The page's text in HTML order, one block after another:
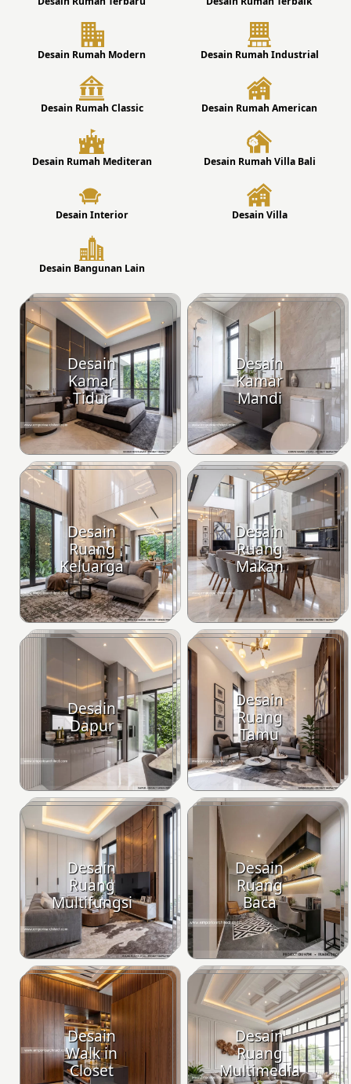
Desain Rumah Modern Desain Rumah Industrial
Desain Rumah Classic Desain Rumah American
Desain Rumah Mediteran Desain Rumah Villa Bali
Desain Interior Desain Villa
Desain Bangunan Lain
Desain
Kamar
Tidur
Desain
Kamar
Mandi
Desain
Ruang
Keluarga
Desain
Ruang
Makan
Desain
Dapur
Desain
Ruang
Tamu
Desain
Ruang
Multifungsi
Desain
Ruang
Baca
Desain
Walk in
Closet
Desain
Ruang
Multimedia